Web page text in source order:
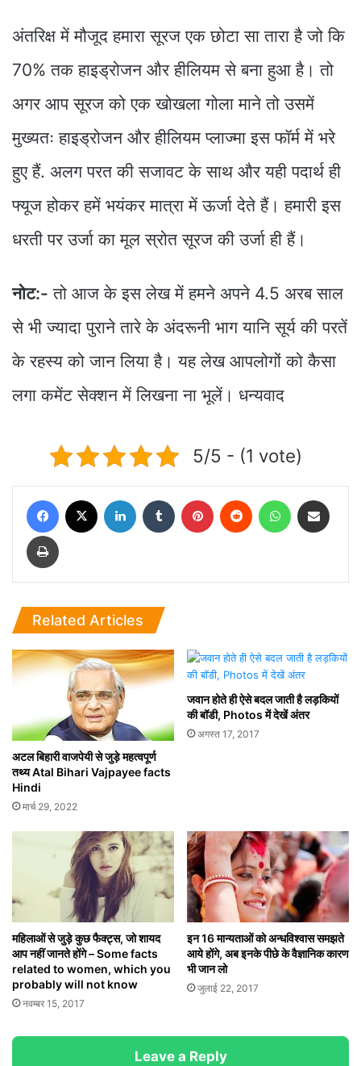
अंतरिक्ष में मौजूद हमारा सूरज एक छोटा सा तारा है जो कि
70% तक हाइड्रोजन और हीलियम से बना हुआ है। तो
अगर आप सूरज को एक खोखला गोला माने तो उसमें
मुख्यतः हाइड्रोजन और हीलियम प्लाज्मा इस फॉर्म में भरे
हुए हैं. अलग परत की सजावट के साथ और यही पदार्थ ही
फ्यूज होकर हमें भयंकर मात्रा में ऊर्जा देते हैं। हमारी इस
धरती पर उर्जा का मूल स्रोत सूरज की उर्जा ही हैं।
नोट:- तो आज के इस लेख में हमने अपने 4.5 अरब साल
से भी ज्यादा पुराने तारे के अंदरूनी भाग यानि सूर्य की परतें
के रहस्य को जान लिया है। यह लेख आपलोगों को कैसा
लगा कमेंट सेक्शन में लिखना ना भूलें। धन्यवाद
5/5 - (1 vote)
Facebook LinkedIn Tumblr Pinterest Reddit WhatsApp
Print
Related Articles
अटल बिहारी वाजपेयी से जुड़े महत्वपूर्ण
तथ्य Atal Bihari Vajpayee facts
Hindi
मार्च 29, 2022
जवान होते ही ऐसे बदल जाती है लड़कियों
की बॉडी, Photos में देखें अंतर
अगस्त 17, 2017
महिलाओं से जुड़े कुछ फैक्ट्स, जो शायद
आप नहीं जानते होंगे – Some facts
related to women, which you
probably will not know
नवम्बर 15, 2017
इन 16 मान्यताओं को अन्धविश्वास समझते
आये होंगे, अब इनके पीछे के वैज्ञानिक कारण
भी जान लो
जुलाई 22, 2017
Leave a Reply